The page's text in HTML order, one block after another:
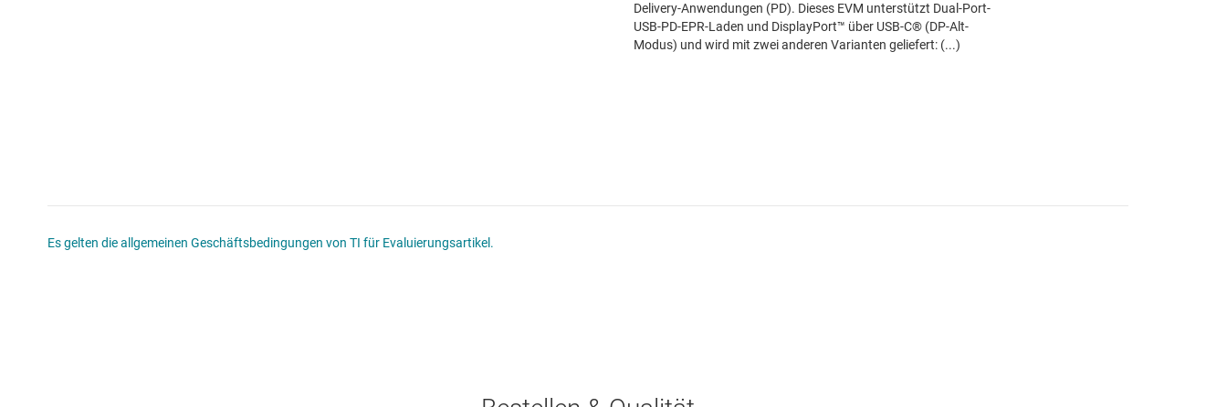
Delivery-Anwendungen (PD). Dieses EVM unterstützt Dual-Port-
USB-PD-EPR-Laden und DisplayPort™ über USB-C® (DP-Alt-
Modus) und wird mit zwei anderen Varianten geliefert: (...)
Es gelten die allgemeinen Geschäftsbedingungen von TI für Evaluierungsartikel.